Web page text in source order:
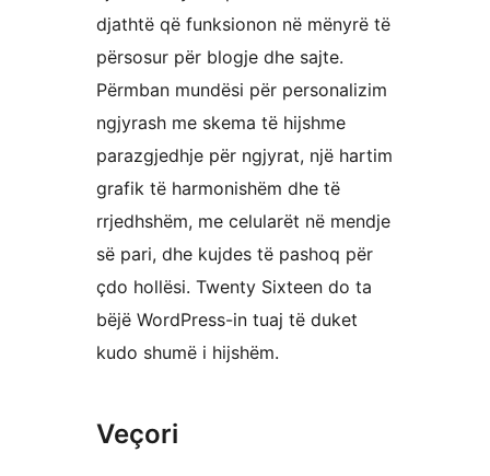
djathtë që funksionon në mënyrë të
përsosur për blogje dhe sajte.
Përmban mundësi për personalizim
ngjyrash me skema të hijshme
parazgjedhje për ngjyrat, një hartim
grafik të harmonishëm dhe të
rrjedhshëm, me celularët në mendje
së pari, dhe kujdes të pashoq për
çdo hollësi. Twenty Sixteen do ta
bëjë WordPress-in tuaj të duket
kudo shumë i hijshëm.
Veçori